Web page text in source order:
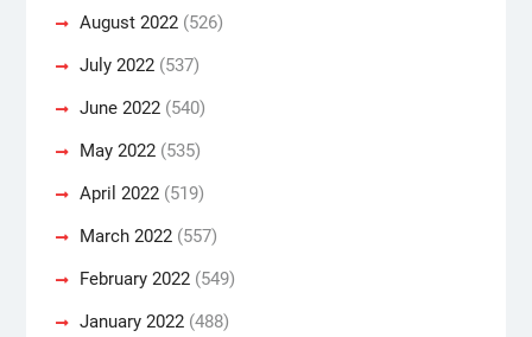
August 2022(526)
July 2022(537)
June 2022(540)
May 2022(535)
April 2022(519)
March 2022(557)
February 2022(549)
January 2022(488)